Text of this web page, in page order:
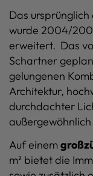
Das
wurde 2004/
erweitert. Das
Schartner
gelungenen
Architektur,
durchdachter
Auf einem
m² bietet die